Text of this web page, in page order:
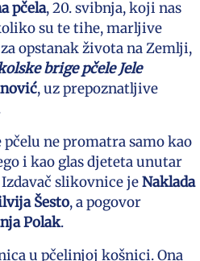
pčela, 20. svibnja, koji nas
su te tihe, marljive
opstanak života na Zemlji,
brige pčele Jele
, uz prepoznatljive
ne promatra samo kao
i kao glas djeteta unutar
slikovnice jeNaklada
Šesto, a pogovor
Polak.
u pčelinjoj košnici. Ona